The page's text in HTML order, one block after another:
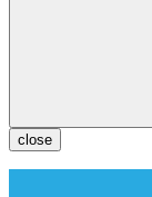
close